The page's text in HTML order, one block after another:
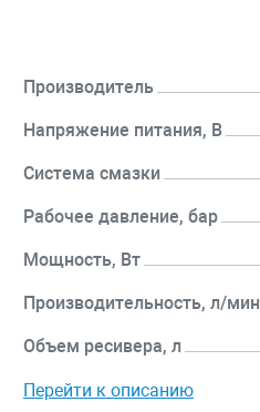
Производитель
Напряжение питания, В
Система смазки
Рабочее давление, бар
Мощность, Вт
Производительность, л/мин
Объем ресивера, л
Перейти к описанию